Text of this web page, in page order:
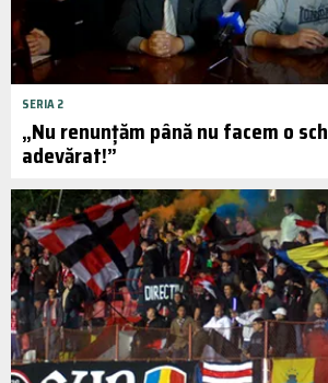
SERIA 2
„Nu renunțăm până nu facem o
adevărat!”